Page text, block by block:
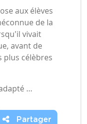
aux élèves
de la
vivait
avant de
plus célèbres
…
Partager